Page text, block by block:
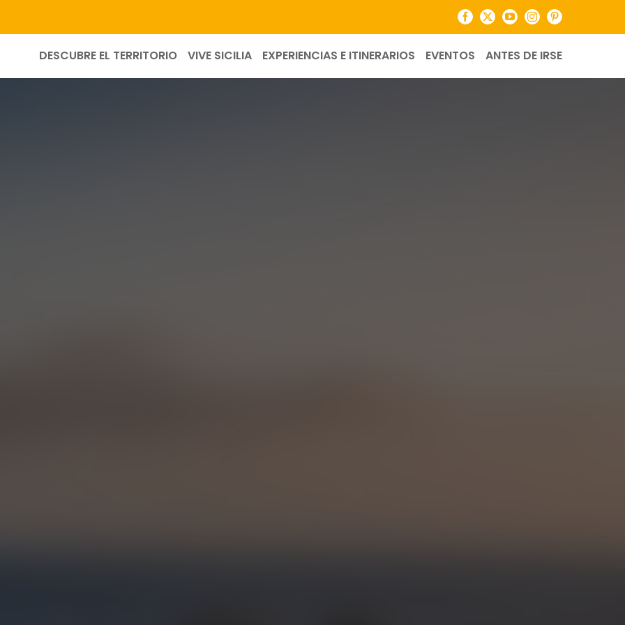
Facebook
X YouTubeInstagramPinterest
DESCUBRE EL TERRITORIO VIVE SICILIA EXPERIENCIAS E ITINERARIOS EVENTOS ANTES DE IRSE